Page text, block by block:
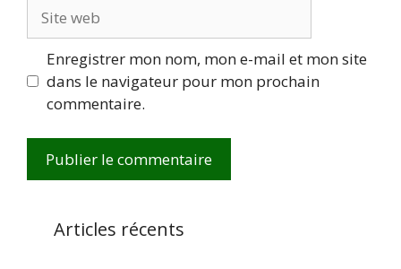
web
Enregistrer mon nom, mon e-mail et mon site
dans le navigateur pour mon prochain
commentaire.
Articles récents